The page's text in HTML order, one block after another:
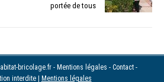
portée de tous
bricolage.fr - Mentions légales - Contact -
interdite | Mentions légales